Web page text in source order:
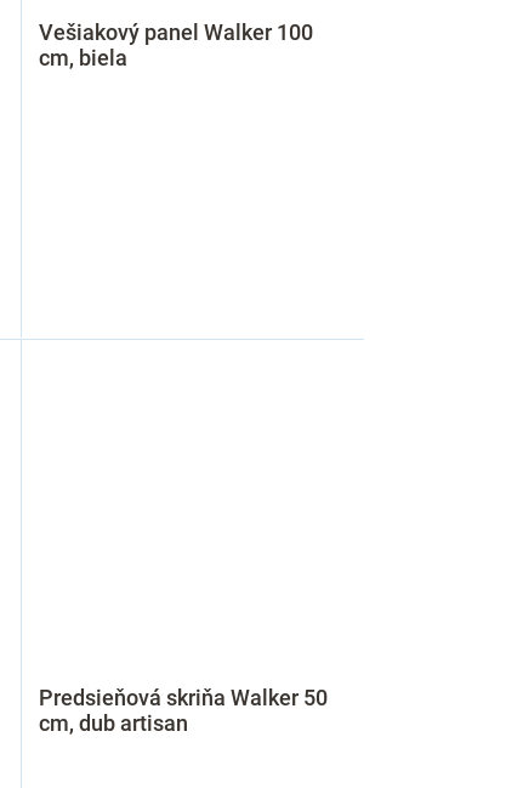
Vešiakový panel Walker 100
cm, biela
Predsieňová skriňa Walker 50
cm, dub artisan